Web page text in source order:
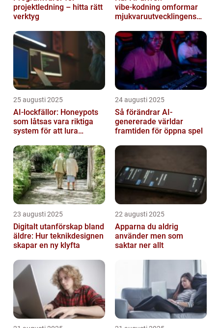
projektledning – hitta rätt
verktyg
vibe‑kodning omformar
mjukvaruutvecklingens
25 augusti 2025
AI-lockfällor: Honeypots
som låtsas vara riktiga
system för att lura
24 augusti 2025
Så förändrar AI-
genererade världar
framtiden för öppna spel
23 augusti 2025
Digitalt utanförskap bland
äldre: Hur teknikdesignen
skapar en ny klyfta
22 augusti 2025
Apparna du aldrig
använder men som
saktar ner allt